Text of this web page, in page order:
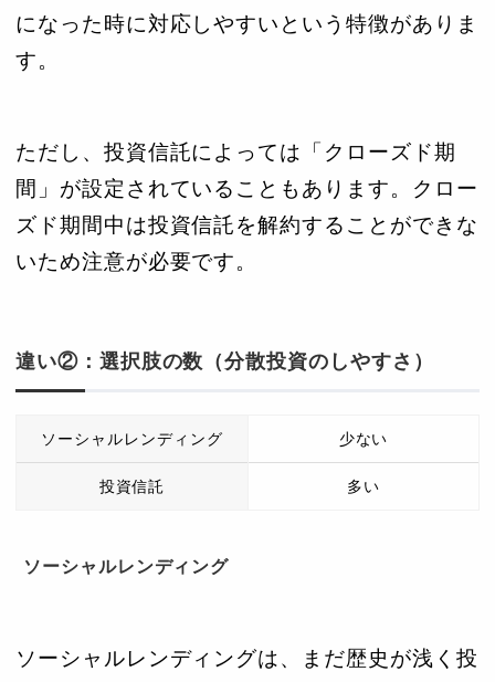
になった時に対応しやすいという特徴がありま
す。
ただし、投資信託によっては「クローズド期
間」が設定されていることもあります。クロー
ズド期間中は投資信託を解約することができな
いため注意が必要です。
違い②：選択肢の数（分散投資のしやすさ）
ソーシャルレンディング 少ない
投資信託 多い
ソーシャルレンディング
ソーシャルレンディングは、まだ歴史が浅く投